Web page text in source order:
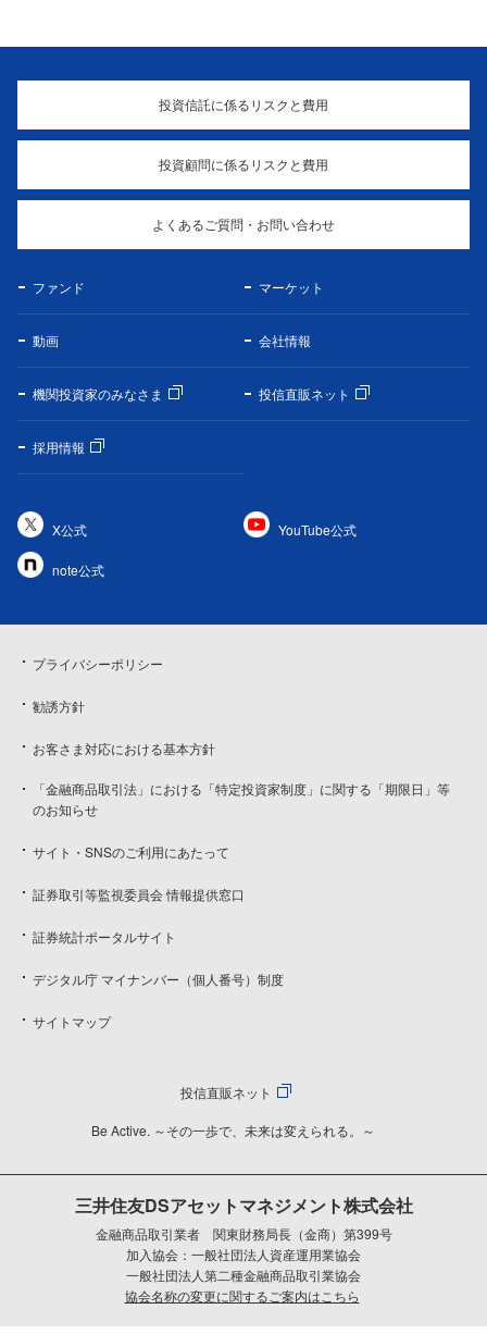
投資信託に係るリスクと費用
投資顧問に係るリスクと費用
よくあるご質問・お問い合わせ
ファンド マーケット
動画 会社情報
機関投資家のみなさま 投信直販ネット
採用情報
X公式 YouTube公式
note公式
プライバシーポリシー
勧誘方針
お客さま対応における基本方針
「金融商品取引法」における「特定投資家制度」に関する「期限日」等
のお知らせ
サイト・SNSのご利用にあたって
証券取引等監視委員会 情報提供窓口
証券統計ポータルサイト
デジタル庁 マイナンバー（個人番号）制度
サイトマップ
投信直販ネット
Be Active. ～その一歩で、未来は変えられる。～
三井住友DSアセットマネジメント株式会社
金融商品取引業者 関東財務局長（金商）第399号
加入協会：一般社団法人資産運用業協会
一般社団法人第二種金融商品取引業協会
協会名称の変更に関するご案内はこちら